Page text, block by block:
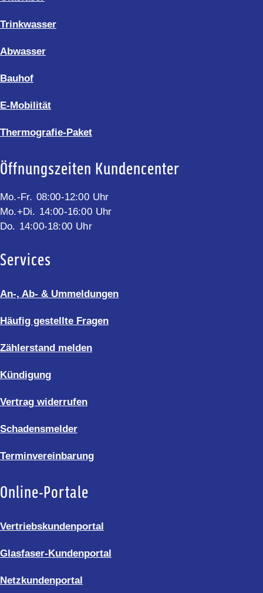
Trinkwasser
Abwasser
Bauhof
E-Mobilität
Thermografie-Paket
Öffnungszeiten Kundencenter
Mo.-Fr. 08:00-12:00 Uhr
Mo.+Di. 14:00-16:00 Uhr
Do. 14:00-18:00 Uhr
Services
An-, Ab- & Ummeldungen
Häufig gestellte Fragen
Zählerstand melden
Kündigung
Vertrag widerrufen
Schadensmelder
Terminvereinbarung
Online-Portale
Vertriebskundenportal
Glasfaser-Kundenportal
Netzkundenportal